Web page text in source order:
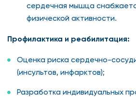
сердечная мышца
физической активности.
Профилактика и реабилитация:
Оценка риска сердечно-
(инсультов, инфарктов);
Разработка индивидуальных